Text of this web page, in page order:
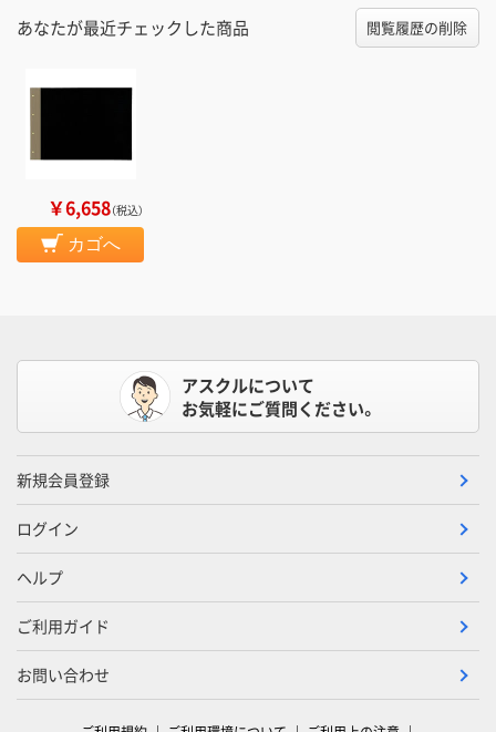
あなたが最近チェックした商品 閲覧履歴の削除
￥6,658（税込）
カゴへ
アスクルについて
お気軽にご質問ください。
新規会員登録
ログイン
ヘルプ
ご利用ガイド
お問い合わせ